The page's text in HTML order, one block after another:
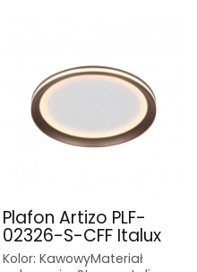
Plafon Artizo PLF-
02326-S-CFF Italux
Kolor: KawowyMateriał